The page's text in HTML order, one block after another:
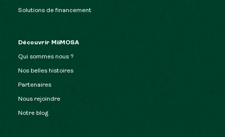
Solutions de financement
Découvrir MiiMOSA
Qui sommes nous ?
Nos belles histoires
Partenaires
Nous rejoindre
Notre blog